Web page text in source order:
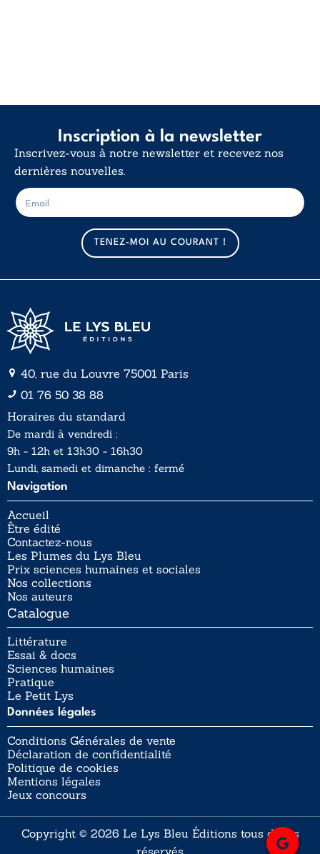
Inscription à la newsletter
Inscrivez-vous à notre newsletter et recevez nos
dernières nouvelles.
m
a
i
l
E
-
m
TENEZ-MOI AU COURANT !
40, rue du Louvre 75001 Paris
01 76 50 38 88
Horaires du standard
De mardi à vendredi :
9h - 12h et 13h30 - 16h30
Lundi, samedi et dimanche : fermé
Navigation
Accueil
Être édité
Contactez-nous
Les Plumes du Lys Bleu
Prix sciences humaines et sociales
Nos collections
Nos auteurs
Catalogue
Littérature
Essai & docs
Sciences humaines
Pratique
Le Petit Lys
Données légales
Conditions Générales de vente
Déclaration de confidentialité
Politique de cookies
Mentions légales
Jeux concours
Copyright © 2026 Le Lys Bleu Éditions tous droits